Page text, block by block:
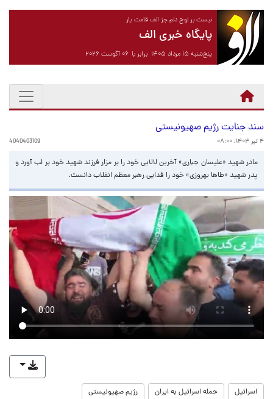
نیست بر لوح دلم جز الف قامت یار
پایگاه خبری الف
پنج‌شنبه ۱۵ مرداد ۱۴۰۵ برابر با ۰۶ آگوست ۲۰۲۶
سند جنایت رژیم صهیونیستی
۴ تیر ۱۴۰۴، ۰۸:۰۰ 4040403109
مادر شهید «علیسان جباری» آخرین لالایی خود را بر مزار فرزند شهید خود بر لب آورد و
پدر شهید «طاها بهروزی» خود را فدایی رهبر معظم انقلاب دانست.
اسرائیل حمله اسرائیل به ایران رژیم صهیونیستی